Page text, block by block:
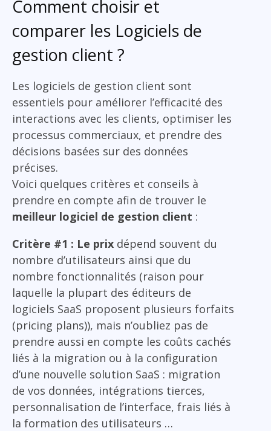
Comment choisir et
comparer les Logiciels de
gestion client ?
Les logiciels de gestion client sont
essentiels pour améliorer l’efficacité des
interactions avec les clients, optimiser les
processus commerciaux, et prendre des
décisions basées sur des données
précises.
Voici quelques critères et conseils à
prendre en compte afin de trouver le
meilleur logiciel de gestion client :
Critère #1 : Le prix dépend souvent du
nombre d’utilisateurs ainsi que du
nombre fonctionnalités (raison pour
laquelle la plupart des éditeurs de
logiciels SaaS proposent plusieurs forfaits
(pricing plans)), mais n’oubliez pas de
prendre aussi en compte les coûts cachés
liés à la migration ou à la configuration
d’une nouvelle solution SaaS : migration
de vos données, intégrations tierces,
personnalisation de l’interface, frais liés à
la formation des utilisateurs …